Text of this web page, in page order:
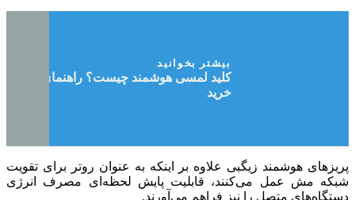
بیشتر بخوانید
کلید لمسی هوشمند چیست؟ راهنمای جامع
خرید
پریزهای هوشمند زیگبی علاوه بر اینکه به عنوان روتر برای تقویت
شبکه مش عمل می‌کنند، قابلیت پایش لحظه‌ای مصرف انرژی
دستگاه‌های متصل را نیز فراهم می‌آورند.